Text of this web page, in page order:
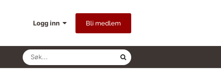
Logg inn Bli medlem